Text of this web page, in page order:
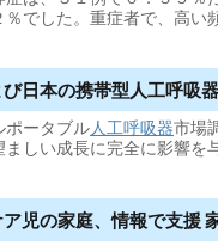
％でした。重症者で、高い
日本の携帯型 人工呼吸器
ポータブル人工呼吸器市場
ましい成長に完全に影響を
児の家庭、情報で支援